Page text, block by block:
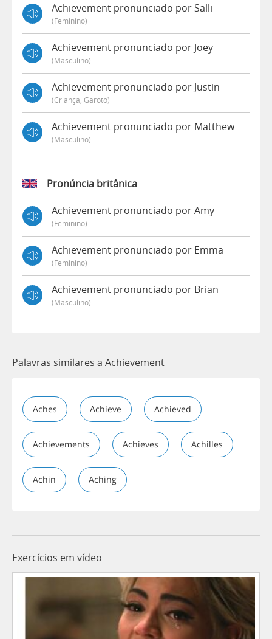
Achievement pronunciado por Salli
(feminino)
Achievement pronunciado por Joey
(masculino)
Achievement pronunciado por Justin
(criança, Garoto)
Achievement pronunciado por Matthew
(masculino)
Pronúncia britânica
Achievement pronunciado por Amy
(feminino)
Achievement pronunciado por Emma
(feminino)
Achievement pronunciado por Brian
(masculino)
Palavras similares a Achievement
Aches Achieve Achieved
Achievements Achieves Achilles
Achin Aching
Exercícios em vídeo